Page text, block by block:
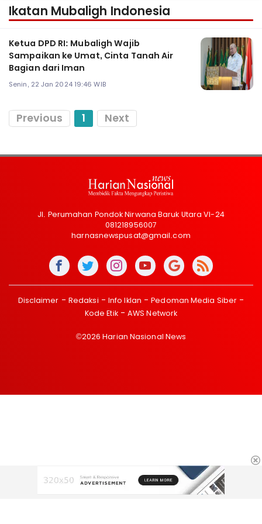
Ikatan Mubaligh Indonesia
Ketua DPD RI: Mubaligh Wajib
Sampaikan ke Umat, Cinta Tanah Air
Bagian dari Iman
Senin, 22 Jan 2024 19:46 WIB
Previous 1 Next
Jl. Perumahan Pondok Nirwana Baruk Utara VI-24
081218956007
harnasnewspusat@gmail.com
Disclaimer Redaksi Info Iklan
Pedoman Media Siber
Kode Etik
AWS Network
©2026 Harian Nasional News